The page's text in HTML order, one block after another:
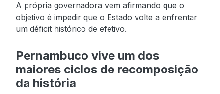
A própria governadora vem afirmando que o
objetivo é impedir que o Estado volte a enfrentar
um déficit histórico de efetivo.
Pernambuco vive um dos
maiores ciclos de recomposição
da história